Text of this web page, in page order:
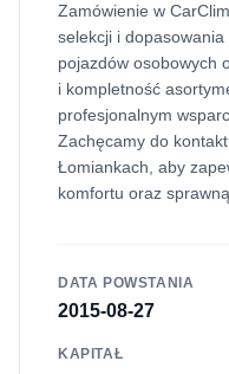
Zamówienie w
selekcji i
pojazdów osobowych
i kompletność
profesjonalnym
Zachęcamy do
Łomiankach, aby
komfortu oraz
DATA POWSTANIA
2015-08-27
KAPITAŁ